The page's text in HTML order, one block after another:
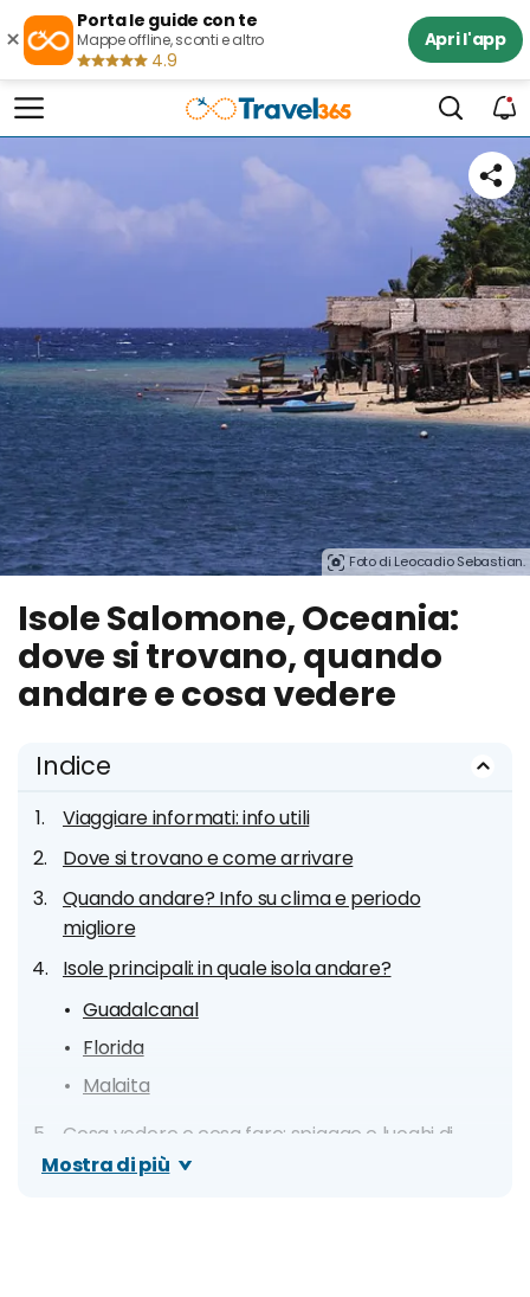
×
Porta le guide con te
Mappe offline, sconti e altro
4.9
Apri l'app
Foto di Leocadio Sebastian.
Isole Salomone, Oceania:
dove si trovano, quando
andare e cosa vedere
Indice
Viaggiare informati: info utili
Dove si trovano e come arrivare
Quando andare? Info su clima e periodo
migliore
Isole principali: in quale isola andare?
Guadalcanal
Florida
Malaita
Cosa vedere e cosa fare: spiagge e luoghi di
interesse
Mostra di più